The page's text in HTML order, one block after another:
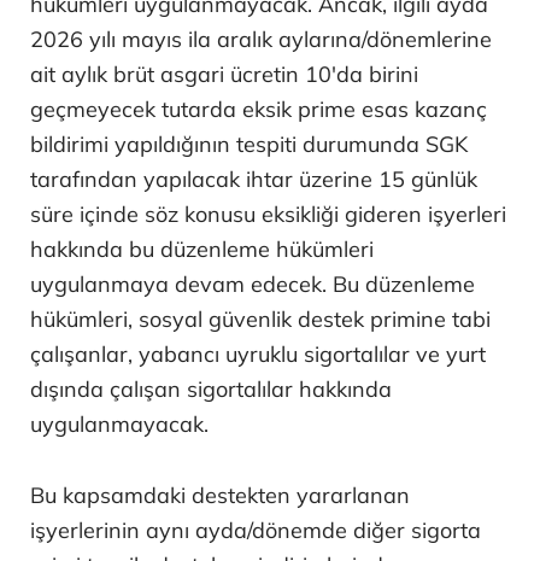
2026 yılı mayıs ila aralık aylarına/dönemlerine
ait aylık brüt asgari ücretin 10'da birini
geçmeyecek tutarda eksik prime esas kazanç
bildirimi yapıldığının tespiti durumunda SGK
tarafından yapılacak ihtar üzerine 15 günlük
süre içinde söz konusu eksikliği gideren işyerleri
hakkında bu düzenleme hükümleri
uygulanmaya devam edecek. Bu düzenleme
hükümleri, sosyal güvenlik destek primine tabi
çalışanlar, yabancı uyruklu sigortalılar ve yurt
dışında çalışan sigortalılar hakkında
uygulanmayacak.
Bu kapsamdaki destekten yararlanan
işyerlerinin aynı ayda/dönemde diğer sigorta